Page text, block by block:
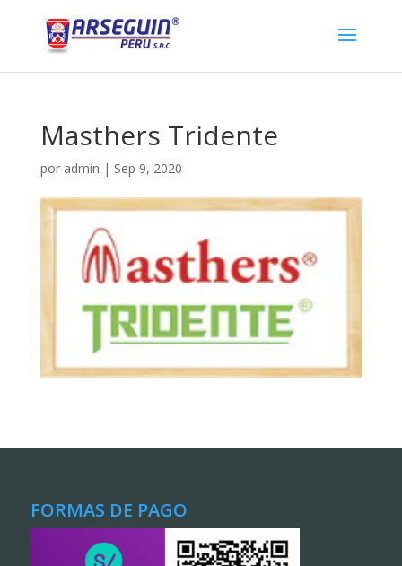
Masthers Tridente
por admin | Sep 9, 2020
FORMAS DE PAGO